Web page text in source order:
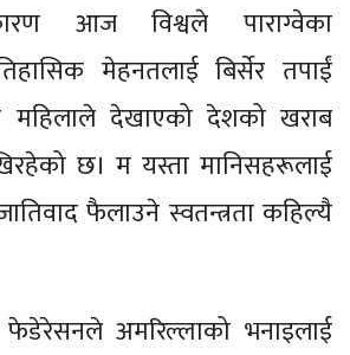
आज विश्वले पाराग्वेका
मेहनतलाई बिर्सेर तपाईं
देखाएको देशको खराब
छ। म यस्ता मानिसहरूलाई
फैलाउने स्वतन्त्रता कहिल्यै
अमरिल्लाको भनाइलाई